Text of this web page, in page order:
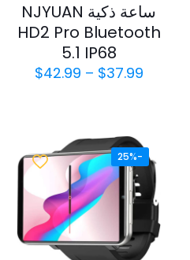
ساعة ذكية NJYUAN
HD2 Pro Bluetooth
5.1 IP68
$37.99
–
$42.99
-25%